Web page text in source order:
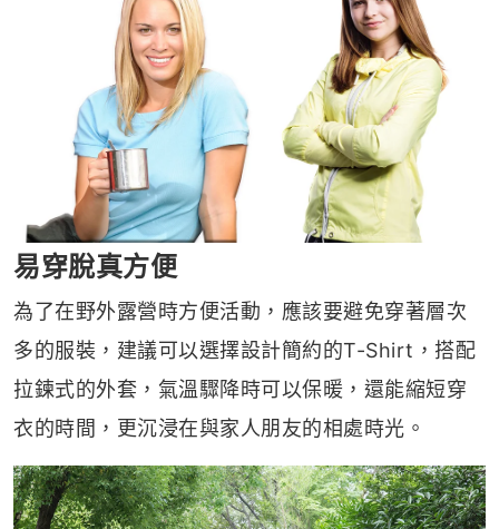
易穿脫真方便
為了在野外露營時方便活動，應該要避免穿著層次
多的服裝，建議可以選擇設計簡約的T-Shirt，搭配
拉鍊式的外套，氣溫驟降時可以保暖，還能縮短穿
衣的時間，更沉浸在與家人朋友的相處時光。